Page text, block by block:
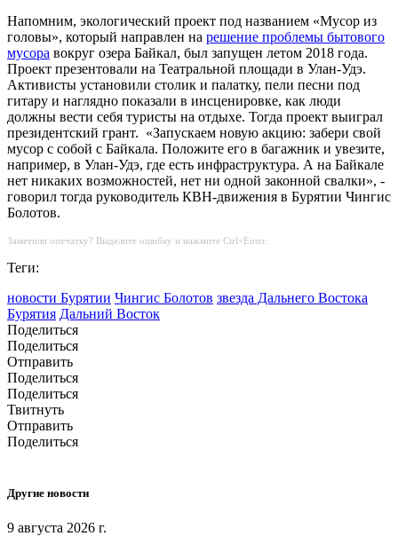
Напомним, экологический проект под названием «Мусор из
головы», который направлен на решение проблемы бытового
мусора вокруг озера Байкал, был запущен летом 2018 года.
Проект презентовали на Театральной площади в Улан-Удэ.
Активисты установили столик и палатку, пели песни под
гитару и наглядно показали в инсценировке, как люди
должны вести себя туристы на отдыхе. Тогда проект выиграл
президентский грант. «Запускаем новую акцию: забери свой
мусор с собой с Байкала. Положите его в багажник и увезите,
например, в Улан-Удэ, где есть инфраструктура. А на Байкале
нет никаких возможностей, нет ни одной законной свалки», -
говорил тогда руководитель КВН-движения в Бурятии Чингис
Болотов.
Заметили опечатку? Выделите ошибку и нажмите Ctrl+Enter.
Теги:
новости Бурятии Чингис Болотов звезда Дальнего Востока
Бурятия Дальний Восток
Поделиться
Поделиться
Отправить
Поделиться
Поделиться
Твитнуть
Отправить
Поделиться
Другие новости
9 августа 2026 г.